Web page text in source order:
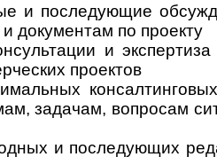
и последующие
доку­мен­там по проекту
и
про­ектов
зада­чам, воп­ро­сам
и последующих